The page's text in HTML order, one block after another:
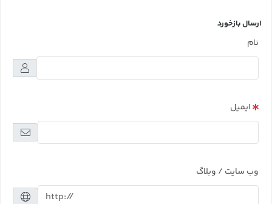
ارسال بازخورد
نام
ایمیل
وب سایت / وبلاگ